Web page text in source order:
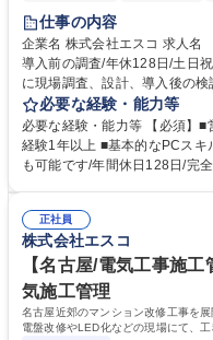
仕事の内容
企業名 株式会社エスコ 求人名 【新宿/フィールドエンジニア】省エネ製品
導入前の調査/年休128日/土日祝休 仕事の内容 当社の省エネ製品を
に現場調査、設計、導入後の
品・サービスの調査・設置・施
す。 入社後は先輩社員の補助業務からスタートとなります 募集職種 【新
宿/フィールドエンジニア】省
必要な経験・能力等
必要な経験・能力等 【必須】
経験1年以上 ■基本的なPCスキル 【働き方】原則出社ですが現場直行直帰
も可能です/年間休日128日/完
正社員
株式会社エスコ
【名古屋/電気工事施
気施工管理
名古屋近郊のマンション改修工事を
電盤改修やLED化などの現場にて、